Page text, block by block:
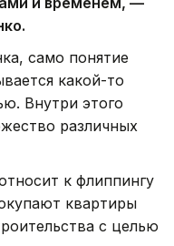
само понятие
какой-то
Внутри этого
различных
к флиппингу
квартиры
с целью